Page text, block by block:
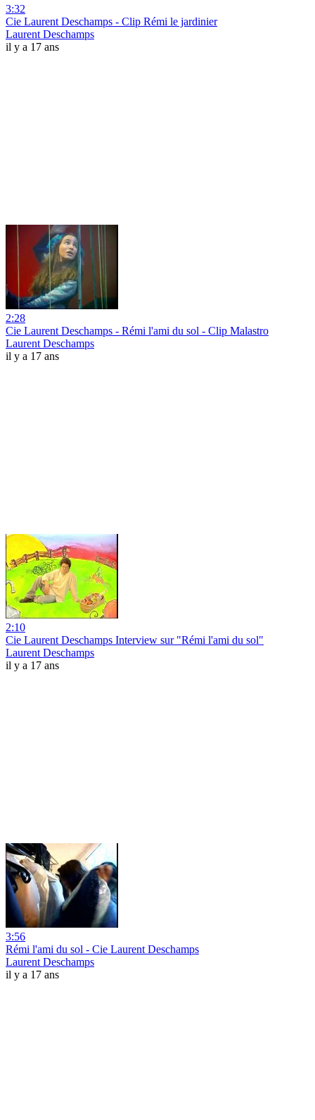
3:32
Cie Laurent Deschamps - Clip Rémi le jardinier
Laurent Deschamps
il y a 17 ans
2:28
Cie Laurent Deschamps - Rémi l'ami du sol - Clip Malastro
Laurent Deschamps
il y a 17 ans
2:10
Cie Laurent Deschamps Interview sur "Rémi l'ami du sol"
Laurent Deschamps
il y a 17 ans
3:56
Rémi l'ami du sol - Cie Laurent Deschamps
Laurent Deschamps
il y a 17 ans